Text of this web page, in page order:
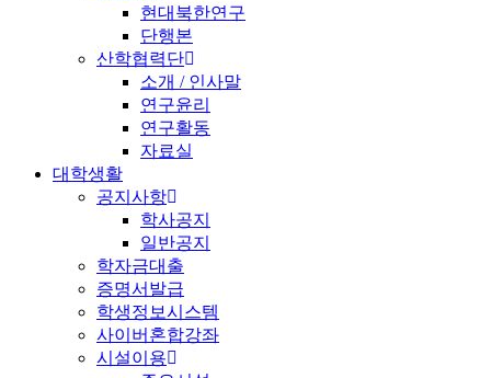
현대북한연구
단행본
산학협력단
소개 / 인사말
연구윤리
연구활동
자료실
대학생활
공지사항
학사공지
일반공지
학자금대출
증명서발급
학생정보시스템
사이버혼합강좌
시설이용